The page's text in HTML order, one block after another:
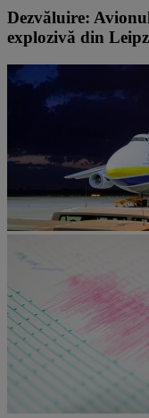
Dezvăluire:
explozivă din